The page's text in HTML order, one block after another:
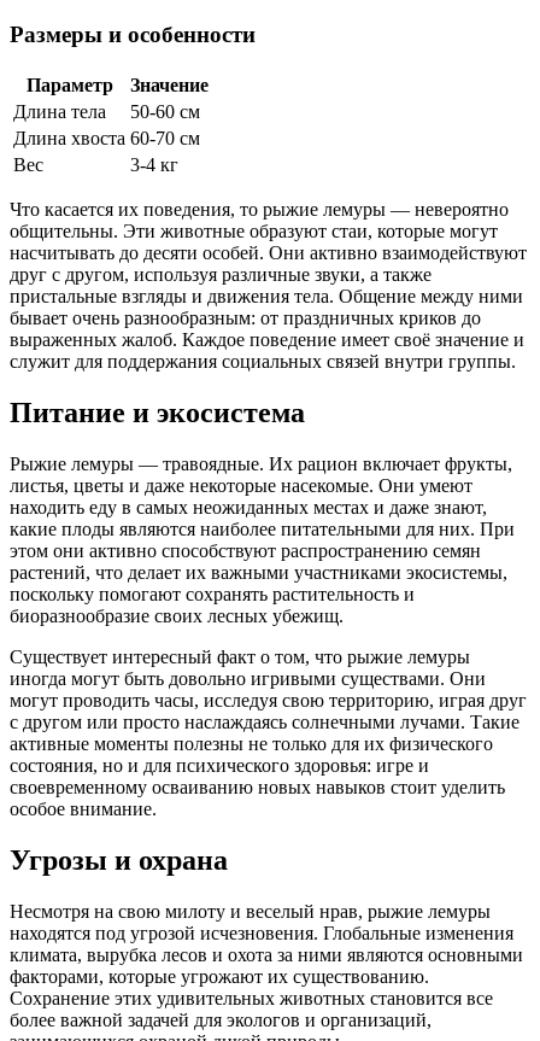
Размеры и особенности
Параметр
Значение
Длина тела
50-60 см
Длина хвоста 60-70 см
Вес
3-4 кг
Что касается их поведения, то рыжие лемуры — невероятно
общительны. Эти животные образуют стаи, которые могут
насчитывать до десяти особей. Они активно взаимодействуют
друг с другом, используя различные звуки, а также
пристальные взгляды и движения тела. Общение между ними
бывает очень разнообразным: от праздничных криков до
выраженных жалоб. Каждое поведение имеет своё значение и
служит для поддержания социальных связей внутри группы.
Питание и экосистема
Рыжие лемуры — травоядные. Их рацион включает фрукты,
листья, цветы и даже некоторые насекомые. Они умеют
находить еду в самых неожиданных местах и даже знают,
какие плоды являются наиболее питательными для них. При
этом они активно способствуют распространению семян
растений, что делает их важными участниками экосистемы,
поскольку помогают сохранять растительность и
биоразнообразие своих лесных убежищ.
Существует интересный факт о том, что рыжие лемуры
иногда могут быть довольно игривыми существами. Они
могут проводить часы, исследуя свою территорию, играя друг
с другом или просто наслаждаясь солнечными лучами. Такие
активные моменты полезны не только для их физического
состояния, но и для психического здоровья: игре и
своевременному осваиванию новых навыков стоит уделить
особое внимание.
Угрозы и охрана
Несмотря на свою милоту и веселый нрав, рыжие лемуры
находятся под угрозой исчезновения. Глобальные изменения
климата, вырубка лесов и охота за ними являются основными
факторами, которые угрожают их существованию.
Сохранение этих удивительных животных становится все
более важной задачей для экологов и организаций,